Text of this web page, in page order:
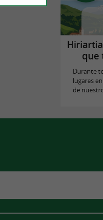
que
Durante
lugares
de